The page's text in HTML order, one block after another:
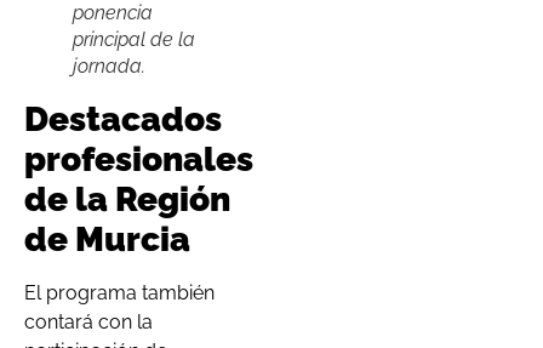
ponencia
principal de la
jornada.
Destacados
profesionales
de la Región
de Murcia
El programa también
contará con la